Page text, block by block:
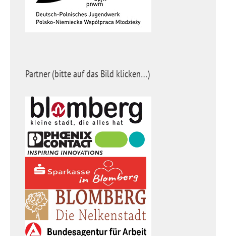
Partner (bitte auf das Bild klicken…)